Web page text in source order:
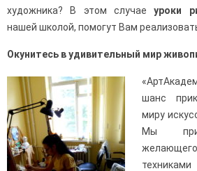
художника? В этом случаеуроки
нашей школой, помогут Вам
Окунитесь в удивительный мир
шанс
миру
Мы